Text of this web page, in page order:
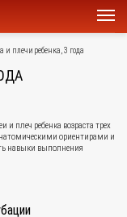
и плечи ребенка, 3 года
и плеч ребенка возраста трех
ориентирами и
навыки выполнения